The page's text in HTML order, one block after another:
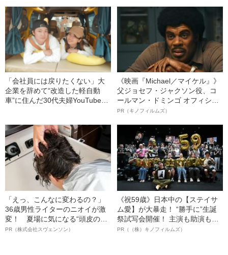
「会社員には戻りたくない」大
企業を辞めて“改造した軽自動
車”に住んだ30代夫婦YouTuber
ない」
《映画『Michael／マイケル』》
父ジョセフ・ジャクソン役、コ
ールマン・ドミンゴ オフィシャ
ルインタビュー“観客を魅了した
語る”《日本興収70億円突破》
PR（キノフィルムズ）
「えっ、こんなに変わるの？」
36歳男性ライターのニオイが激
変！ 夏場に気になる“頭皮のニ
オイ”や“ベタつき”を解消す
PR（株式会社スヴェンソン）
《祝59歳》日本中の【ステイサ
ム愛】が大暴走！ “勝手に”生誕
祭試写会開催！ 主演も助演も全
部ステイサム！「ステサミー
PR（（株）キノフィルムズ）